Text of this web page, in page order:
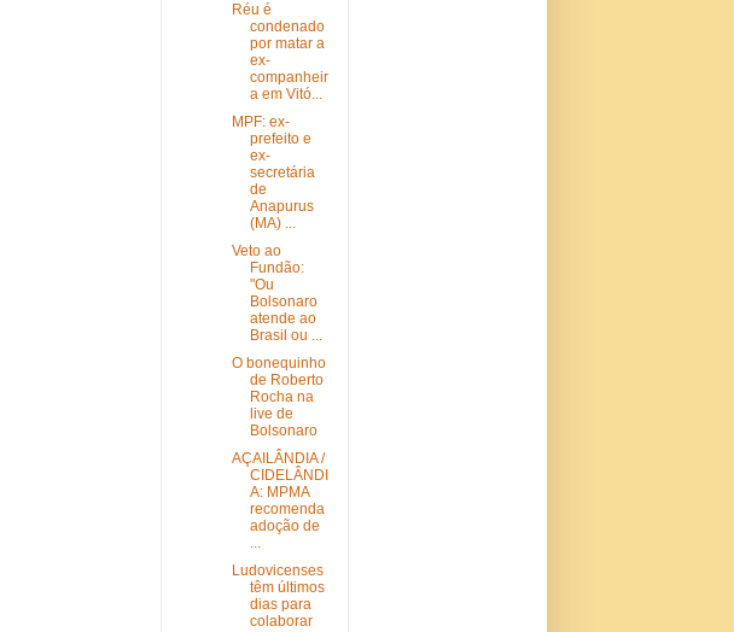
Réu é
condenado
por matar a
ex-
companheir
a em Vitó...
MPF: ex-
prefeito e
ex-
secretária
de
Anapurus
(MA) ...
Veto ao
Fundão:
"Ou
Bolsonaro
atende ao
Brasil ou ...
O bonequinho
de Roberto
Rocha na
live de
Bolsonaro
AÇAILÂNDIA /
CIDELÂNDI
A: MPMA
recomenda
adoção de
...
Ludovicenses
têm últimos
dias para
colaborar